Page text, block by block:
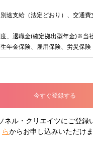
別途支給（法定どおり）、交通
度、退職金(確定拠出型年金)※当
年金保険、雇用保険、労災保険
今すぐ登録する
ネル・クリエイツにご登録
らからお申し込みいただけま